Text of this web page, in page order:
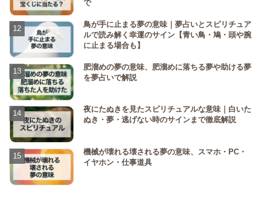
で
鳥が手に止まる夢の意味｜夢占いとスピリチュア
ルで読み解く幸運のサイン【青い鳥・鳩・頭や腕
に止まる場合も】
肥溜めの夢の意味、肥溜めに落ちる夢や助ける夢
を夢占いで解説
夜にたぬきを見たスピリチュアルな意味｜白いた
ぬき・夢・逃げない時のサインまで徹底解説
機械が壊れる壊される夢の意味、スマホ・PC・
イヤホン・仕事道具